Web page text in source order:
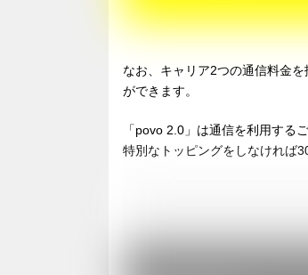
なお、キャリア2つの通信料金
ができます。
「povo 2.0」は通信を利用する
特別なトッピングをしなければ